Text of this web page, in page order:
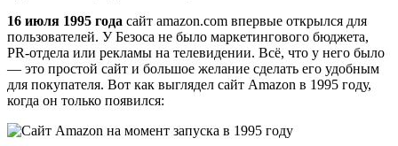
16 июля 1995 года сайт amazon.com впервые открылся для
пользователей. У Безоса не было маркетингового бюджета,
PR-отдела или рекламы на телевидении. Всё, что у него было
— это простой сайт и большое желание сделать его удобным
для покупателя. Вот как выглядел сайт Amazon в 1995 году,
когда он только появился: